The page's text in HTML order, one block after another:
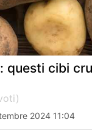
questi cibi
2024 11:04